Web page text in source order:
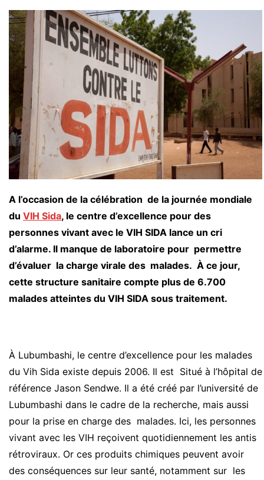
A l’occasion de la célébration de la journée mondiale
du VIH Sida, le centre d’excellence pour des
personnes vivant avec le VIH SIDA lance un cri
d’alarme. Il manque de laboratoire pour permettre
d’évaluer la charge virale des malades. À ce jour,
cette structure sanitaire compte plus de 6.700
malades atteintes du VIH SIDA sous traitement.
À Lubumbashi, le centre d’excellence pour les malades
du Vih Sida existe depuis 2006. Il est Situé à l’hôpital de
référence Jason Sendwe. Il a été créé par l’université de
Lubumbashi dans le cadre de la recherche, mais aussi
pour la prise en charge des malades. Ici, les personnes
vivant avec les VIH reçoivent quotidiennement les antis
rétroviraux. Or ces produits chimiques peuvent avoir
des conséquences sur leur santé, notamment sur les